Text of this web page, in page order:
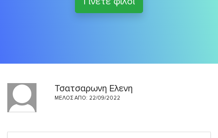
Τσατσαρωνη Ελενη
ΜΈΛΟΣ ΑΠΌ: 22/09/2022